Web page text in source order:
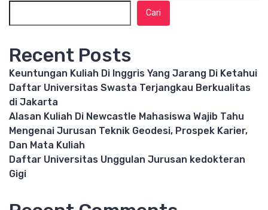
Cari
Recent Posts
Keuntungan Kuliah Di Inggris Yang Jarang Di Ketahui
Daftar Universitas Swasta Terjangkau Berkualitas
di Jakarta
Alasan Kuliah Di Newcastle Mahasiswa Wajib Tahu
Mengenai Jurusan Teknik Geodesi, Prospek Karier,
Dan Mata Kuliah
Daftar Universitas Unggulan Jurusan kedokteran
Gigi